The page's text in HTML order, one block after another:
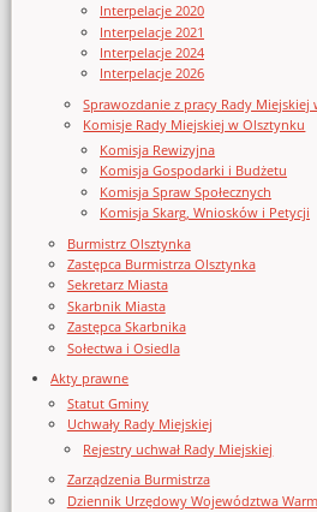
Interpelacje 2020
Interpelacje 2021
Interpelacje 2024
Interpelacje 2026
Sprawozdanie z pracy Rady Miejskiej
Komisje Rady Miejskiej w Olsztynku
Komisja Rewizyjna
Komisja Gospodarki i Budżetu
Komisja Spraw Społecznych
Komisja Skarg, Wniosków i Petycji
Burmistrz Olsztynka
Zastępca Burmistrza Olsztynka
Sekretarz Miasta
Skarbnik Miasta
Zastępca Skarbnika
Sołectwa i Osiedla
Akty prawne
Statut Gminy
Uchwały Rady Miejskiej
Rejestry uchwał Rady Miejskiej
Zarządzenia Burmistrza
Dziennik Urzędowy Województwa